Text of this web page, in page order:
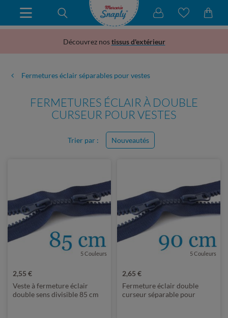
Découvrez nostissus d'extérieur
Fermetures éclair séparables pour vestes
FERMETURES ÉCLAIR À DOUBLE
CURSEUR POUR VESTES
Trier par : Nouveautés
5 Couleurs
2,55 €
Veste à fermeture éclair
double sens divisible 85 cm
5 Couleurs
2,65 €
Fermeture éclair double
curseur séparable pour